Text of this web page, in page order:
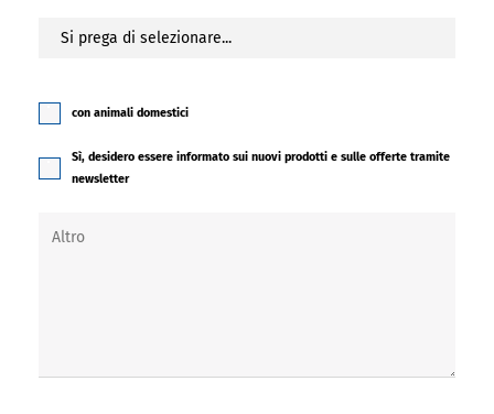
con animali domestici
Sì, desidero essere informato sui nuovi prodotti e sulle offerte tramite
newsletter